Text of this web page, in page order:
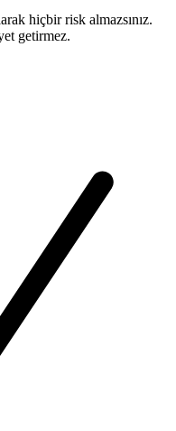
hiçbir risk almazsınız.
getirmez.